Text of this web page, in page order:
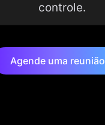
controle.
Agende uma reunião